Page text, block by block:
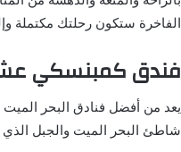
الفاخرة ستكون رحلتك مكتملة
فندق كمبنسكي عشتار
يعد من أفضل فنادق البحر
شاطئ البحر الميت والجبل الذي